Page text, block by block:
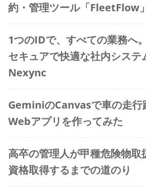
約・管理ツール「FleetFlow」
1つのIDで、すべての業務へ
セキュアで快適な社内システ
Nexync
GeminiのCanvasで車の走行
Webアプリを作ってみた
高卒の管理人が甲種危険物取
資格取得するまでの道のり